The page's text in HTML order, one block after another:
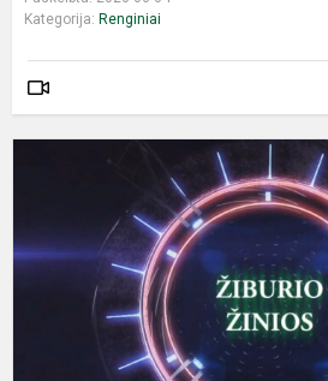
Kategorija: Renginiai